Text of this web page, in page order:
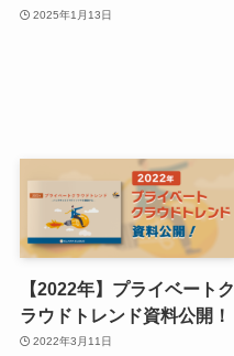
2025年1月13日
【2022年】プライベートク
ラウドトレンド資料公開！
2022年3月11日